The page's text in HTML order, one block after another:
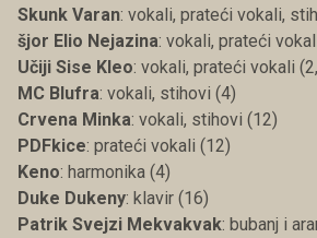
Skunk Varan: vokali, prateći vokali,
šjor Elio Nejazina: vokali, prateći
Učiji Sise Kleo: vokali, prateći vokali
MC Blufra: vokali, stihovi (4)
Crvena Minka: vokali, stihovi (12)
PDFkice: prateći vokali (12)
Keno: harmonika (4)
Duke Dukeny: klavir (16)
Patrik Svejzi Mekvakvak: bubanj i